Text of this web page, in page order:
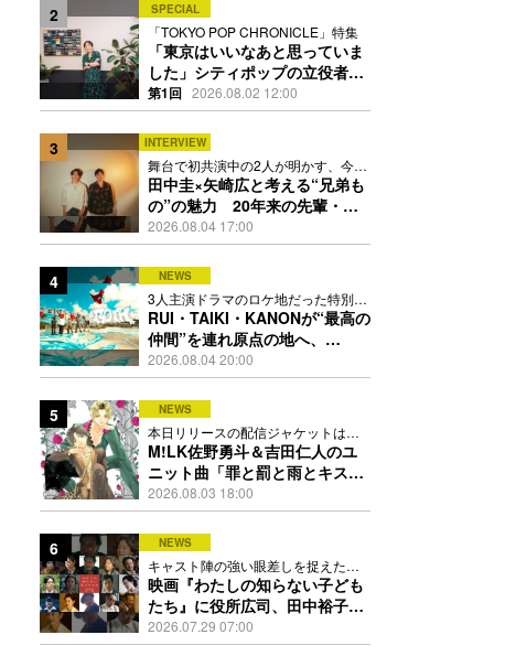
2 SPECIAL
「TOKYO POP CHRONICLE」特集
「東京はいいなあと思っていま
した」シティポップの立役者・
伊藤銀次の名曲回想録
第1回 2026.08.02 12:00
3 INTERVIEW
舞台で初共演中の2人が明かす、今の
自分をつくる恩人の存在
田中圭×矢崎広と考える“兄弟も
の”の魅力 20年来の先輩・後
輩が初めて見つけた互いの共通
点とは
2026.08.04 17:00
4 NEWS
3人主演ドラマのロケ地だった特別な
場所で撮影を敢行
RUI・TAIKI・KANONが“最高の
仲間”を連れ原点の地へ、
STARGLOW「GOTH」ダンス
映像公開
2026.08.04 20:00
5 NEWS
本日リリースの配信ジャケットは
PEACH-PITが描き下ろし
M!LK佐野勇斗＆吉田仁人のユ
ニット曲「罪と罰と雨とキス」
MV公開、2人が霧雨と共に舞い
踊る
2026.08.03 18:00
6 NEWS
キャスト陣の強い眼差しを捉えたポ
スター、本予告も解禁
映画『わたしの知らない子ども
たち』に役所広司、田中裕子、
岡田准一、吉田羊、坂東龍汰ら
13人
2026.07.29 07:00